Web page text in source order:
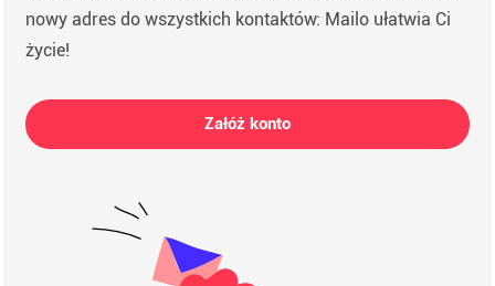
nowy adres do wszystkich kontaktów: Mailo ułatwia Ci
życie!
Załóż konto